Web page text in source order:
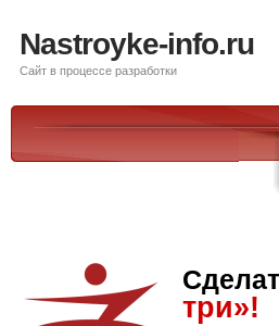
Nastroyke-info.ru
Сайт в процессе разработки
три»!